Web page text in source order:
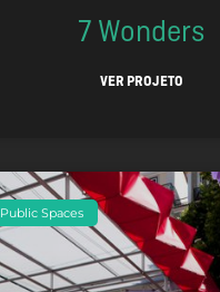
7 Wonders
VER PROJETO
Public Spaces